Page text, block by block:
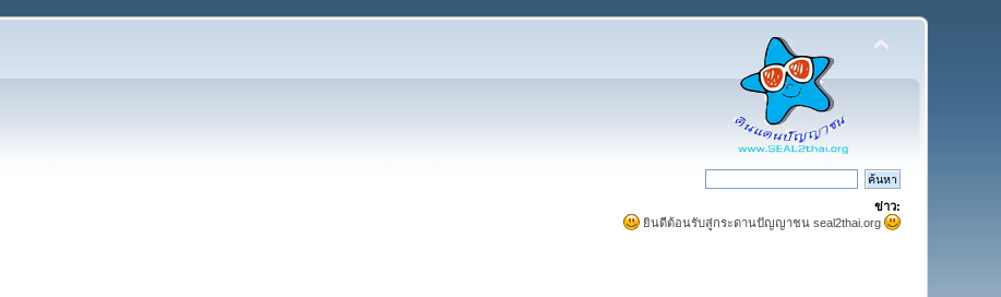
ข่าว:
ยินดีต้อนรับสู่กระดานปัญญาชน seal2thai.org